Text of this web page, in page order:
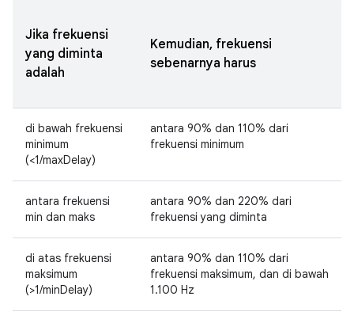
Jika frekuensi
yang diminta
adalah
Kemudian, frekuensi
sebenarnya harus
di bawah frekuensi
minimum
(<1/maxDelay)
antara 90% dan 110% dari
frekuensi minimum
antara frekuensi
min dan maks
antara 90% dan 220% dari
frekuensi yang diminta
di atas frekuensi
maksimum
(>1/minDelay)
antara 90% dan 110% dari
frekuensi maksimum, dan di bawah
1.100 Hz